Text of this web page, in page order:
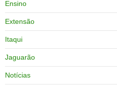
Ensino
Extensão
Itaqui
Jaguarão
Notícias